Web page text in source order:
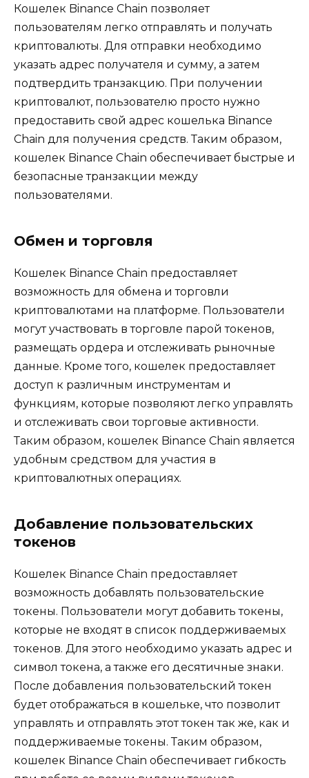
Кошелек Binance Chain позволяет
пользователям легко отправлять и получать
криптовалюты.​ Для отправки необходимо
указать адрес получателя и сумму‚ а затем
подтвердить транзакцию.​ При получении
криптовалют‚ пользователю просто нужно
предоставить свой адрес кошелька Binance
Chain для получения средств.​ Таким образом‚
кошелек Binance Chain обеспечивает быстрые и
безопасные транзакции между
пользователями.
Обмен и торговля
Кошелек Binance Chain предоставляет
возможность для обмена и торговли
криптовалютами на платформе. Пользователи
могут участвовать в торговле парой токенов‚
размещать ордера и отслеживать рыночные
данные.​ Кроме того‚ кошелек предоставляет
доступ к различным инструментам и
функциям‚ которые позволяют легко управлять
и отслеживать свои торговые активности.​
Таким образом‚ кошелек Binance Chain является
удобным средством для участия в
криптовалютных операциях.​
Добавление пользовательских
токенов
Кошелек Binance Chain предоставляет
возможность добавлять пользовательские
токены.​ Пользователи могут добавить токены‚
которые не входят в список поддерживаемых
токенов.​ Для этого необходимо указать адрес и
символ токена‚ а также его десятичные знаки.​
После добавления пользовательский токен
будет отображаться в кошельке‚ что позволит
управлять и отправлять этот токен так же‚ как и
поддерживаемые токены.​ Таким образом‚
кошелек Binance Chain обеспечивает гибкость